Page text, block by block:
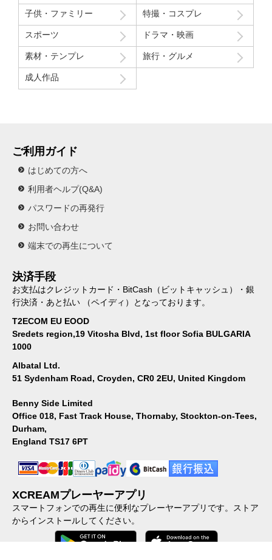
子供・ファミリー 特撮・コスプレ
スポーツ ドラマ・映画
素材・テンプレ 旅行・グルメ
成人作品
ご利用ガイド
はじめての方へ
利用者ヘルプ(Q&A)
パスワードの再発行
お問い合わせ
端末での再生について
決済手段
お支払はクレジットカード・BitCash（ビットキャッシュ）・銀
行決済・あと払い （ペイディ）となっております。
T2ECOM EU EOOD
Sredets region,19 Vitosha Blvd, 1st floor Sofia BULGARIA
1000
Albatal Ltd.
51 Sydenham Road, Croyden, CR0 2EU, United Kingdom
Benny Side Limited
Office 018, Fast Track House, Thornaby, Stockton-on-Tees,
Durham,
England TS17 6PT
XCREAMプレーヤーアプリ
スマートフォンでの再生に便利なプレーヤーアプリです。ストア
からインストールしてください。